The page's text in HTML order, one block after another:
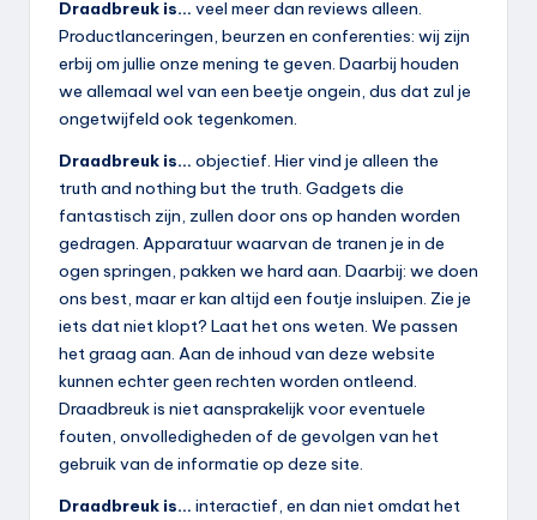
Draadbreuk is… veel meer dan reviews alleen.
Productlanceringen, beurzen en conferenties: wij zijn
erbij om jullie onze mening te geven. Daarbij houden
we allemaal wel van een beetje ongein, dus dat zul je
ongetwijfeld ook tegenkomen.
Draadbreuk is… objectief. Hier vind je alleen the
truth and nothing but the truth. Gadgets die
fantastisch zijn, zullen door ons op handen worden
gedragen. Apparatuur waarvan de tranen je in de
ogen springen, pakken we hard aan. Daarbij: we doen
ons best, maar er kan altijd een foutje insluipen. Zie je
iets dat niet klopt? Laat het ons weten. We passen
het graag aan. Aan de inhoud van deze website
kunnen echter geen rechten worden ontleend.
Draadbreuk is niet aansprakelijk voor eventuele
fouten, onvolledigheden of de gevolgen van het
gebruik van de informatie op deze site.
Draadbreuk is… interactief, en dan niet omdat het